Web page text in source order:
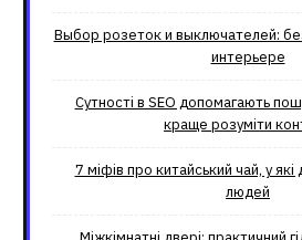
Выбор розеток и выключателей:
интерьере
Сутності в SEO допомагають
краще розуміти
7 міфів про китайський чай, у які
людей